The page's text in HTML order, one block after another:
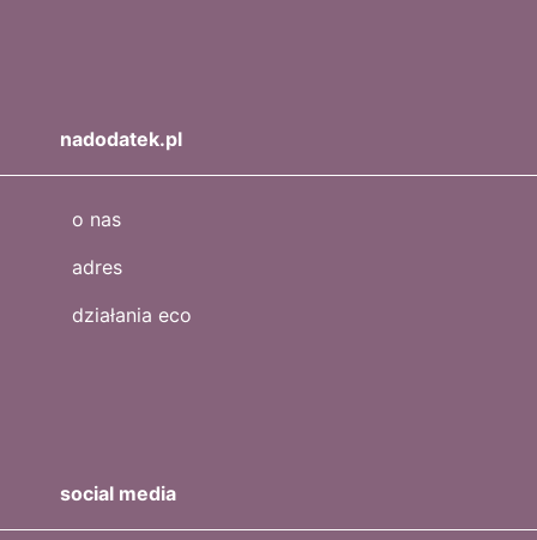
nadodatek.pl
o nas
adres
działania eco
social media